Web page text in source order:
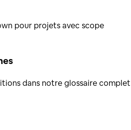
pour projets avec scope
dans notre glossaire complet